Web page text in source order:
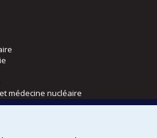
médecine nucléaire